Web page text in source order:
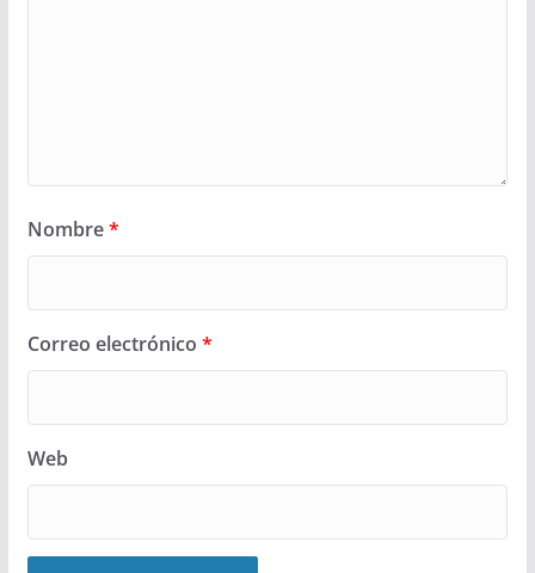
Nombre*
Correo electrónico *
Web